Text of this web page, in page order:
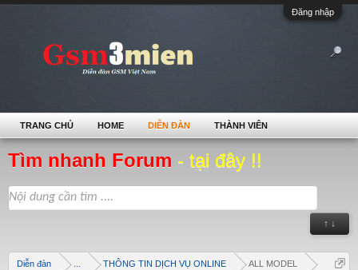
Đăng nhập
Tìm nhanh Forum - tại đây !!
↑ ↓
Diễn đàn THÔNG TIN DỊCH VỤ ONLINE ALL MODEL
TRANG CHỦ HOME DIỄN ĐÀN THÀNH VIÊN